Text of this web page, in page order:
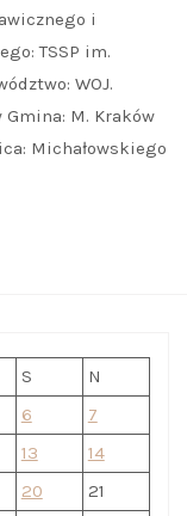
i
TSSP im.
WOJ.
Gmina: M. Kraków
Michałowskiego
S
N
6
7
13
14
20
21